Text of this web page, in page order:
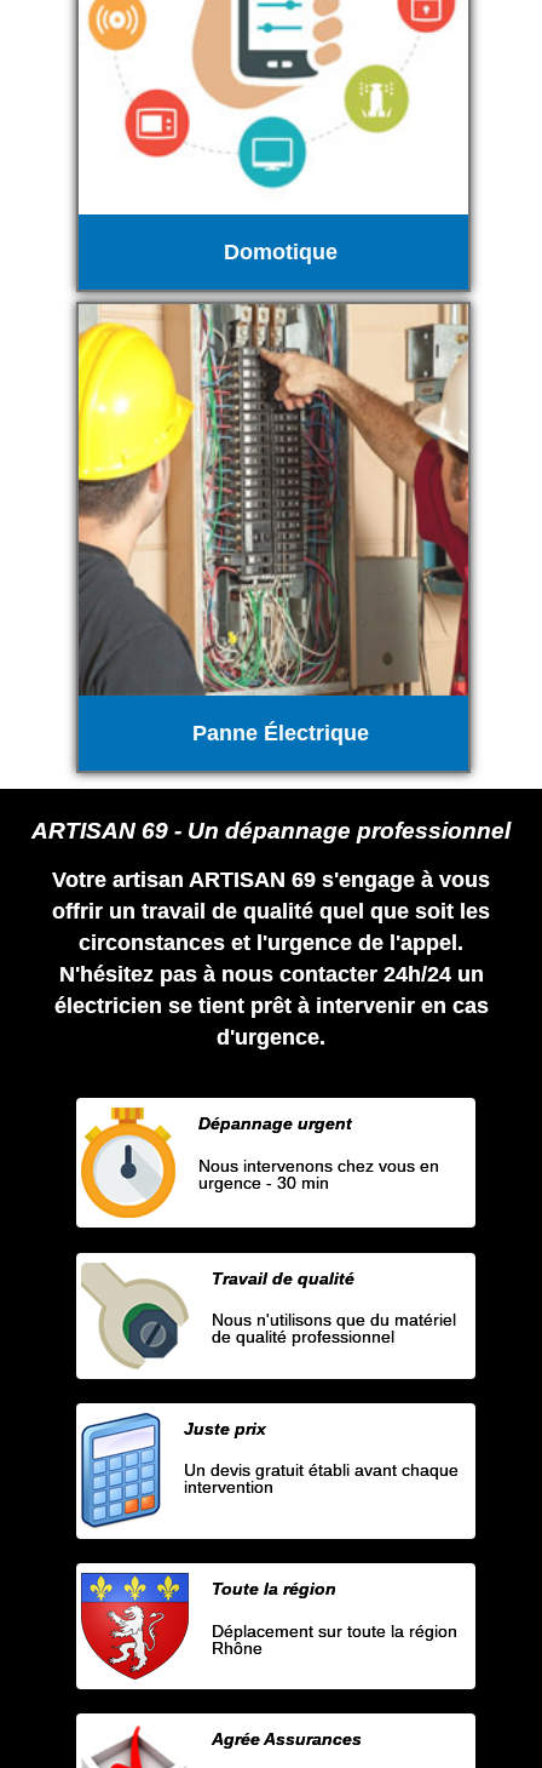
Domotique
Panne Électrique
ARTISAN 69 - Un dépannage professionnel
Votre artisan ARTISAN 69 s'engage à vous
offrir un travail de qualité quel que soit les
circonstances et l'urgence de l'appel.
N'hésitez pas à nous contacter 24h/24 un
électricien se tient prêt à intervenir en cas
d'urgence.
Dépannage urgent
Nous intervenons chez vous en
urgence - 30 min
Travail de qualité
Nous n'utilisons que du matériel
de qualité professionnel
Juste prix
Un devis gratuit établi avant chaque
intervention
Toute la région
Déplacement sur toute la région
Rhône
Agrée Assurances